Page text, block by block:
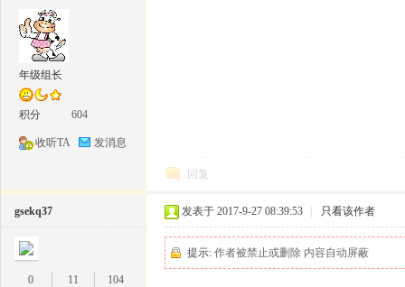
年级组长
积分 604
收听TA 发消息
回复
gsekq37
0
11
104
发表于 2017-9-27 08:39:53 只看该作者
提示: 作者被禁止或删除 内容自动屏蔽